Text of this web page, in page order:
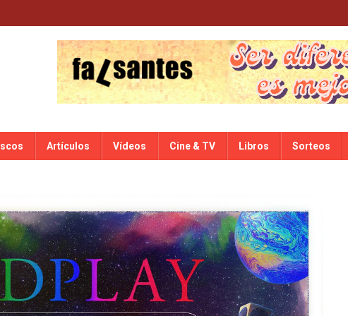
Artículos Vídeos Cine & TV Libros Sorteos